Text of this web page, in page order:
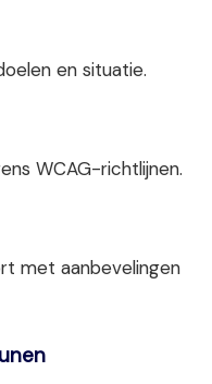
en situatie.
WCAG-richtlijnen.
met aanbevelingen